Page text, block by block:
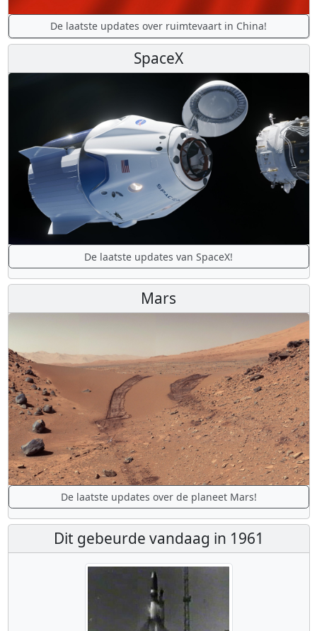
De laatste updates over ruimtevaart in China!
SpaceX
De laatste updates van SpaceX!
Mars
De laatste updates over de planeet Mars!
Dit gebeurde vandaag in 1961